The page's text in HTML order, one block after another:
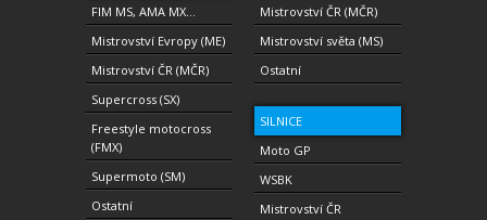
FIM MS, AMA MX...
Mistrovství Evropy (ME)
Mistrovství ČR (MČR)
Supercross (SX)
Freestyle motocross
(FMX)
Supermoto (SM)
Ostatní
Mistrovství ČR (MČR)
Mistrovství světa (MS)
Ostatní
SILNICE
Moto GP
WSBK
Mistrovství ČR